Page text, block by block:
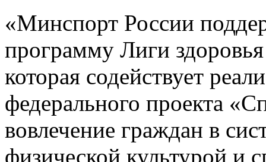
«Минспорт России
программу Лиги
которая содействует
федерального проекта
вовлечение граждан в
физической культурой и